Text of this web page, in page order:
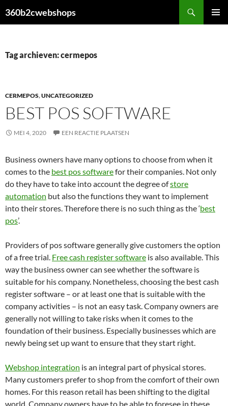
naar
360b2cwebshops
Tag archieven: cermepos
CERMEPOS,UNCATEGORIZED
BEST POS SOFTWARE
MEI 4, 2020 EEN REACTIE PLAATSEN
Business owners have many options to choose from when it
comes to the best pos softwarefor their companies. Not only
do they have to take into account the degree ofstore
automation but also the functions they want to implement
into their stores. Therefore there is no such thing as the ‘best
pos’.
Providers of pos software generally give customers the option
of a free trial. Free cash register software is also available. This
way the business owner can see whether the software is
suitable for his company. Nonetheless, choosing the best cash
register software – or at least one that is suitable with the
company activities – is not an easy task. Company owners are
generally not willing to take risks when it comes to the
foundation of their business. Especially businesses which are
newly being set up want to ensure that they start right.
Webshop integration is an integral part of physical stores.
Many customers prefer to shop from the comfort of their own
homes. For this reason retail has been shifting to the digital
world. Company owners have to be able to foresee in these